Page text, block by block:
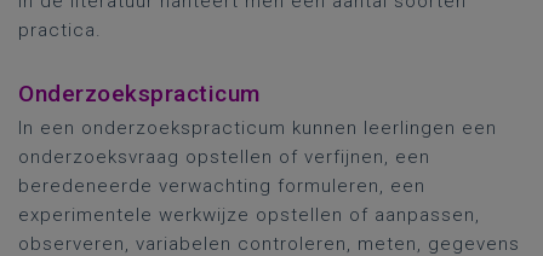
practica.
Onderzoekspracticum
In een onderzoekspracticum kunnen leerlingen een
onderzoeksvraag opstellen of verfijnen, een
beredeneerde verwachting formuleren, een
experimentele werkwijze opstellen of aanpassen,
observeren, variabelen controleren, meten, gegevens